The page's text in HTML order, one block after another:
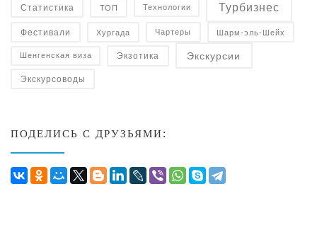
Статистика ТОП Технологии Турбизнес
Фестивали Хургада Чартеры Шарм-эль-Шейх
Шенгенская виза Экзотика Экскурсии
Экскурсоводы
ПОДЕЛИСЬ С ДРУЗЬЯМИ: